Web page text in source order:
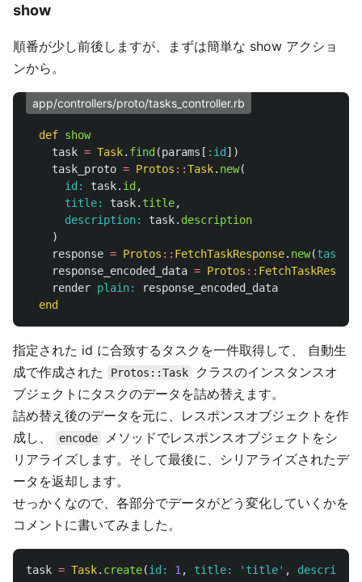
show
順番が少し前後しますが、まずは簡単な show アクショ
ンから。
app/controllers/proto/tasks_controller.rb
def show
task = Task. find (params [ :id ])
task_proto = Protos ::Task. new(
id: task. id ,
title: task. title,
description: task. description
)
response = Protos :: FetchTaskResponse. new(task:
response_encoded_data = Protos ::
render plain:
response_encoded_data
end
指定された id に合致するタスクを一件取得して、 自動生
成で作成された
Protos::Task
クラスのインスタンスオ
ブジェクトにタスクのデータを詰め替えます。
詰め替え後のデータを元に、レスポンスオブジェクトを作
成し、
encode
メソッドでレスポンスオブジェクトをシ
リアライズします。そして最後に、シリアライズされたデ
ータを返却します。
せっかくなので、各部分でデータがどう変化していくかを
コメントに書いてみました。
task = Task. create(id: 1 , title: 'title' ,